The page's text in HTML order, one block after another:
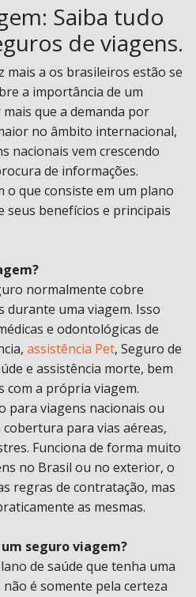
Saiba tudo
de viagens.
mais a os brasileiros estão se
a importância de um
que a demanda por
no âmbito internacional,
nacionais vem crescendo
de informações.
o que consiste em um plano
seus benefícios e principais
normalmente cobre
durante uma viagem. Isso
e odontológicas de
assistência Pet, Seguro de
e assistência morte, bem
com a própria viagem.
para viagens nacionais ou
para vias aéreas,
Funciona de forma muito
no Brasil ou no exterior, o
regras de contratação, mas
as mesmas.
seguro viagem?
de saúde que tenha uma
é somente pela certeza